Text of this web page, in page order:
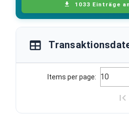
1033 Einträge
Items per page: 10